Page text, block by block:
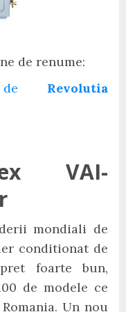
de renume:
de Revolutia
VAI-
mondiali de
conditionat de
foarte bun,
de modele ce
Un nou